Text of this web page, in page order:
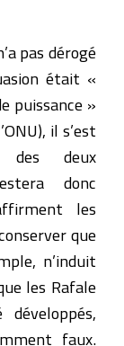
pas dérogé
était «
puissance »
il s’est
des deux
donc
les
que
n’induit
les Rafale
faux.